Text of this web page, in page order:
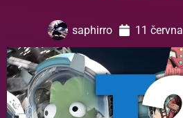
saphirro 11